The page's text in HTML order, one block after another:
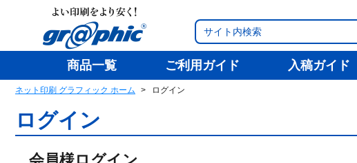
商品一覧 ご利用ガイド 入稿ガイド
ネット印刷 グラフィック ホーム ログイン
ログイン